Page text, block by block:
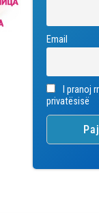
Email
I pranoj
privatësisë